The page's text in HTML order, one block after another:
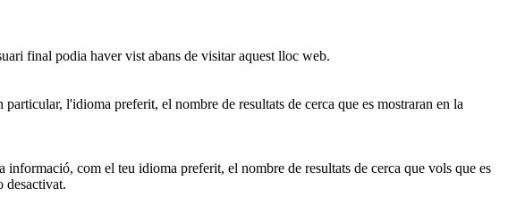
final podia haver vist abans de visitar aquest lloc web.
l'idioma preferit, el nombre de resultats de cerca que es mostraran en la
com el teu idioma preferit, el nombre de resultats de cerca que vols que es
desactivat.